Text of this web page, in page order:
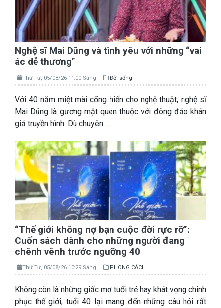
Nghệ sĩ Mai Dũng và tình yêu với những “vai
ác dễ thương”
Thứ Tư, 05/08/26 11:00 Sáng Đời sống
Với 40 năm miệt mài cống hiến cho nghệ thuật, nghệ sĩ
Mai Dũng là gương mặt quen thuộc với đông đảo khán
giả truyền hình. Dù chuyên…
“Thế giới không nợ bạn cuộc đời rực rỡ”:
Cuốn sách dành cho những người đang
chênh vênh trước ngưỡng 40
Thứ Tư, 05/08/26 10:29 Sáng PHONG CÁCH
Không còn là những giấc mơ tuổi trẻ hay khát vọng chinh
phục thế giới, tuổi 40 lại mang đến những câu hỏi rất